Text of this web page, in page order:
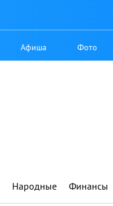
Афиша Фото
Народные Финансы